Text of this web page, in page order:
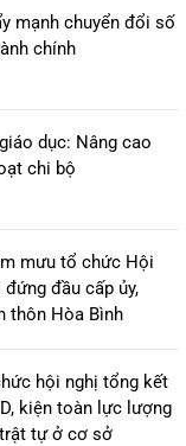
mạnh chuyển đổi số
chính
dục: Nâng cao
chi bộ
mưu tổ chức Hội
đầu cấp ủy,
thôn Hòa Bình
hội nghị tổng kết
kiện toàn lực lượng
tự ở cơ sở